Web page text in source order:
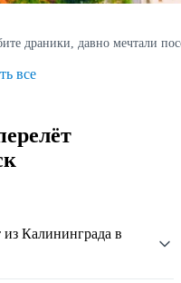
драники, давно мечтали
все
из Калининграда в